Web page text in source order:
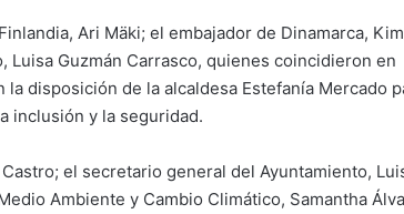
Ari Mäki; el embajador de Dinamarca,
Luisa Guzmán Carrasco, quienes coincidieron en
disposición de la alcaldesa Estefanía Mercado
inclusión y la seguridad.
el secretario general del Ayuntamiento,
Ambiente y Cambio Climático, Samantha